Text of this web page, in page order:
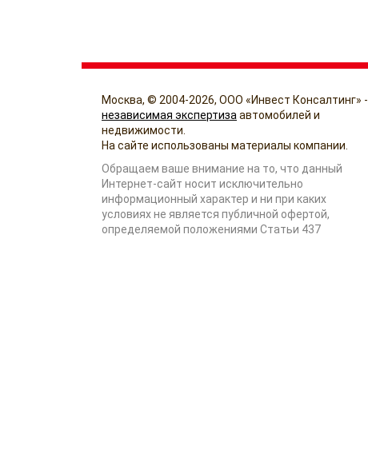
Москва, © 2004-2026, ООО «Инвест Консалтинг» -
независимая экспертиза автомобилей и
недвижимости.
На сайте использованы материалы компании.
Обращаем ваше внимание на то, что данный
Интернет-сайт носит исключительно
информационный характер и ни при каких
условиях не является публичной офертой,
определяемой положениями Статьи 437